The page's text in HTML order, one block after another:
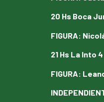
20 Hs Boca
FIGURA:
21 Hs La Into
FIGURA: